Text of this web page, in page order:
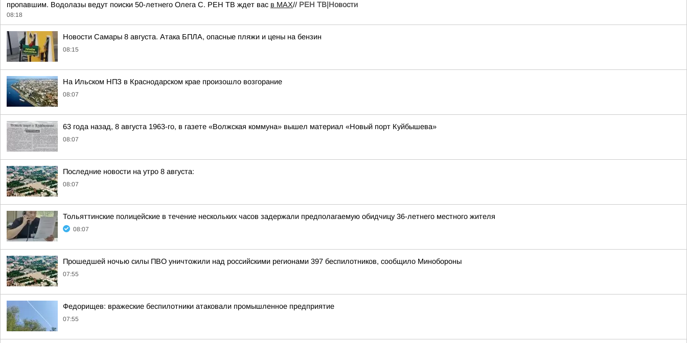
пропавшим. Водолазы ведут поиски 50-летнего Олега С. РЕН ТВ ждет вас в MAX// РЕН ТВ|Новости
08:18
Новости Самары 8 августа. Атака БПЛА, опасные пляжи и цены на бензин
08:15
На Ильском НПЗ в Краснодарском крае произошло возгорание
08:07
63 года назад, 8 августа 1963-го, в газете «Волжская коммуна» вышел материал «Новый порт Куйбышева»
08:07
Последние новости на утро 8 августа:
08:07
Тольяттинские полицейские в течение нескольких часов задержали предполагаемую обидчицу 36-летнего местного жителя
08:07
Прошедшей ночью силы ПВО уничтожили над российскими регионами 397 беспилотников, сообщило Минобороны
07:55
Федорищев: вражеские беспилотники атаковали промышленное предприятие
07:55